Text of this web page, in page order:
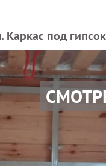
под